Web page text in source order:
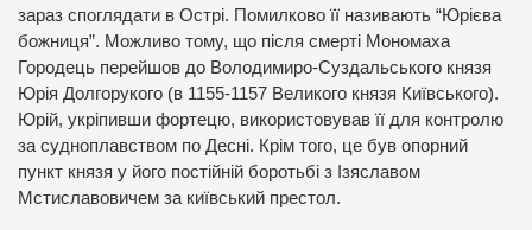
зараз споглядати в Острі. Помилково її називають “Юрієва
божниця”. Можливо тому, що після смерті Мономаха
Городець перейшов до Володимиро-Суздальського князя
Юрія Долгорукого (в 1155-1157 Великого князя Київського).
Юрій, укріпивши фортецю, використовував її для контролю
за судноплавством по Десні. Крім того, це був опорний
пункт князя у його постійній боротьбі з Ізяславом
Мстиславовичем за київський престол.